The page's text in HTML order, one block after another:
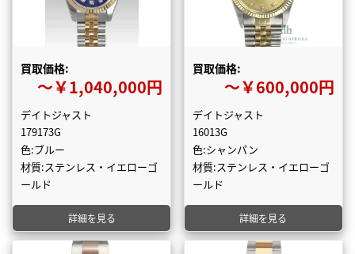
買取価格:
〜￥1,040,000円
デイトジャスト
179173G
色:ブルー
材質:ステンレス・イエローゴ
ールド
詳細を見る
買取価格:
〜￥600,000円
デイトジャスト
16013G
色:シャンパン
材質:ステンレス・イエローゴ
ールド
詳細を見る